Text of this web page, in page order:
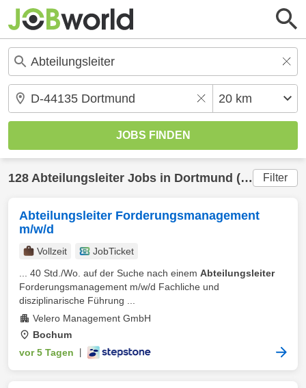
128 Abteilungsleiter Jobs in Dortmund (20 km) gefunden Filter
Abteilungsleiter Forderungsmanagement
m/w/d
Vollzeit
JobTicket
... 40 Std./Wo. auf der Suche nach einem Abteilungsleiter
Forderungsmanagement m/w/d Fachliche und
disziplinarische Führung ...
Velero Management GmbH
Bochum
vor 5 Tagen